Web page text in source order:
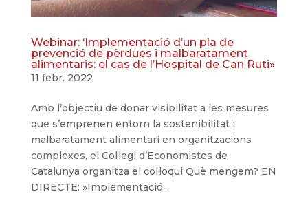
Webinar: ‘Implementació d’un pla de
prevenció de pèrdues i malbaratament
alimentaris: el cas de l’Hospital de Can Ruti»
11 febr. 2022
Amb l’objectiu de donar visibilitat a les mesures
que s’emprenen entorn la sostenibilitat i
malbaratament alimentari en organitzacions
complexes, el Col·legi d’Economistes de
Catalunya organitza el col·loqui Què mengem? EN
DIRECTE: »Implementació...